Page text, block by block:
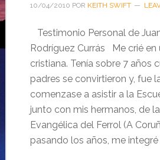
10/04/2010 POR KEITH SWIFT
Testimonio Personal de
Rodríguez Currás Me crié en
cristiana. Tenía sobre 7 años
padres se convirtieron y, fue
comenzase a asistir a la
junto con mis hermanos, de
Evangélica del Ferrol (A
pasando los años, me integré